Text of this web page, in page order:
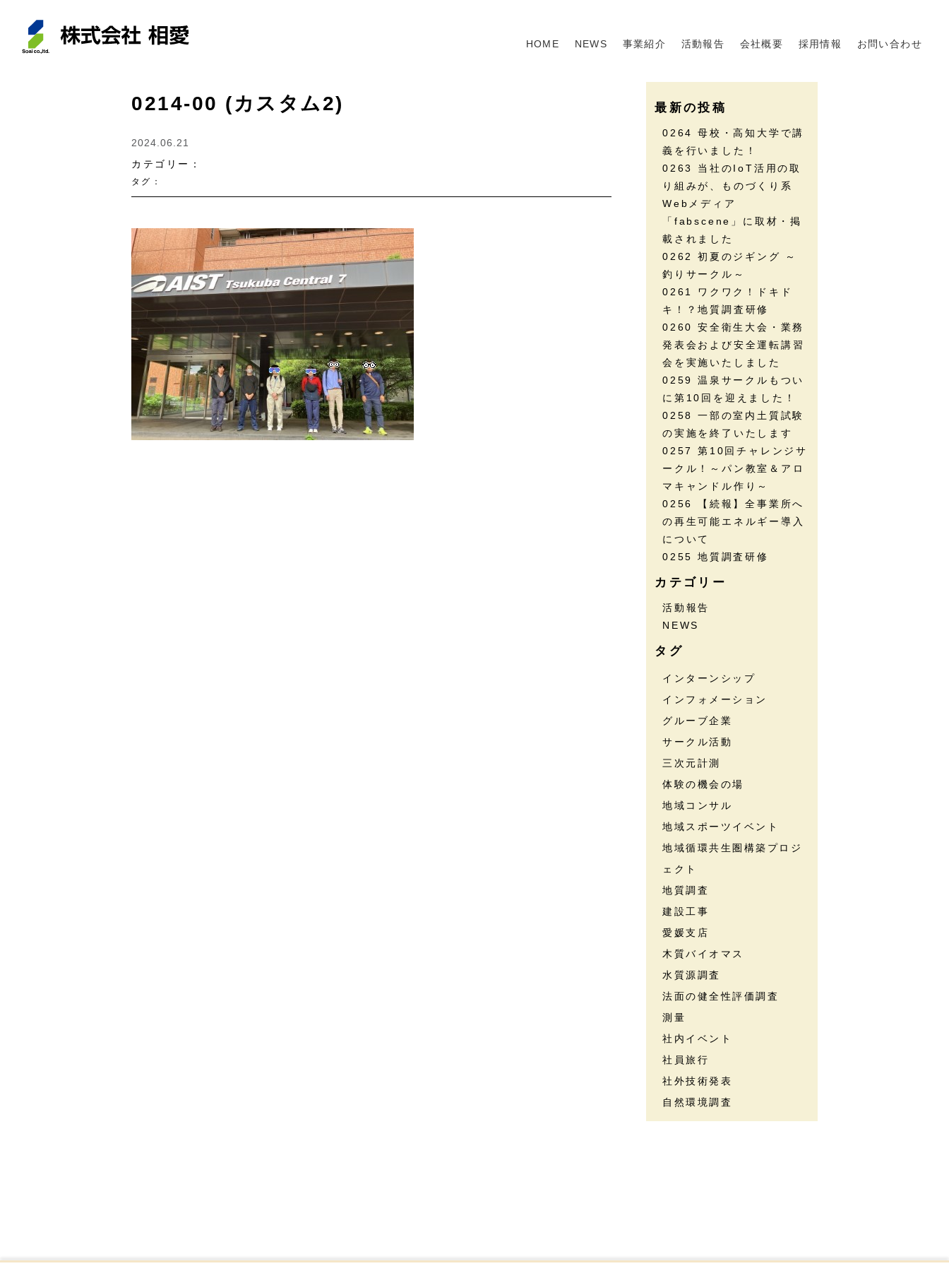
HOME NEWS 事業紹介 活動報告 会社概要 採用情報 お問い合わせ
0214-00 (カスタム2)
2024.06.21
カテゴリー：
タグ：
最新の投稿
0264 母校・高知大学で講
義を行いました！
0263 当社のIoT活用の取
り組みが、ものづくり系
Webメディア
「fabscene」に取材・掲
載されました
0262 初夏のジギング ～
釣りサークル～
0261 ワクワク！ドキド
キ！？地質調査研修
0260 安全衛生大会・業務
発表会および安全運転講習
会を実施いたしました
0259 温泉サークルもつい
に第10回を迎えました！
0258 一部の室内土質試験
の実施を終了いたします
0257 第10回チャレンジサ
ークル！～パン教室＆アロ
マキャンドル作り～
0256 【続報】全事業所へ
の再生可能エネルギー導入
について
0255 地質調査研修
カテゴリー
活動報告
NEWS
タグ
インターンシップ
インフォメーション
グルーブ企業
サークル活動
三次元計測
体験の機会の場
地域コンサル
地域スポーツイベント
地域循環共生圏構築プロジ
ェクト
地質調査
建設工事
愛媛支店
木質バイオマス
水質源調査
法面の健全性評価調査
測量
社内イベント
社員旅行
社外技術発表
自然環境調査